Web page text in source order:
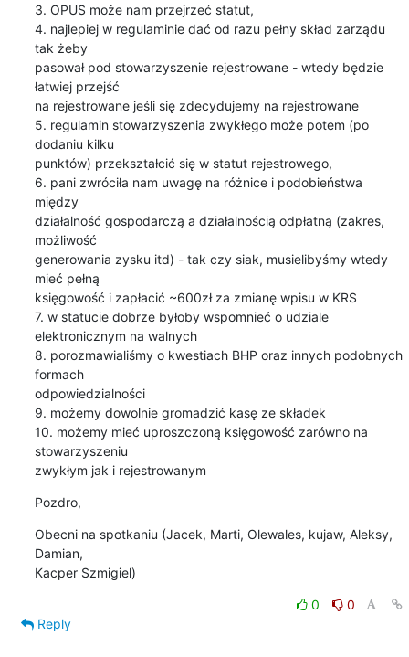
3. OPUS może nam przejrzeć statut,
4. najlepiej w regulaminie dać od razu pełny skład zarządu
tak żeby
pasował pod stowarzyszenie rejestrowane - wtedy będzie
łatwiej przejść
na rejestrowane jeśli się zdecydujemy na rejestrowane
5. regulamin stowarzyszenia zwykłego może potem (po
dodaniu kilku
punktów) przekształcić się w statut rejestrowego,
6. pani zwróciła nam uwagę na różnice i podobieństwa
między
działalność gospodarczą a działalnością odpłatną (zakres,
możliwość
generowania zysku itd) - tak czy siak, musielibyśmy wtedy
mieć pełną
księgowość i zapłacić ~600zł za zmianę wpisu w KRS
7. w statucie dobrze byłoby wspomnieć o udziale
elektronicznym na walnych
8. porozmawialiśmy o kwestiach BHP oraz innych podobnych
formach
odpowiedzialności
9. możemy dowolnie gromadzić kasę ze składek
10. możemy mieć uproszczoną księgowość zarówno na
stowarzyszeniu
zwykłym jak i rejestrowanym
Pozdro,
Obecni na spotkaniu (Jacek, Marti, Olewales, kujaw, Aleksy,
Damian,
Kacper Szmigiel)
0
0
Reply